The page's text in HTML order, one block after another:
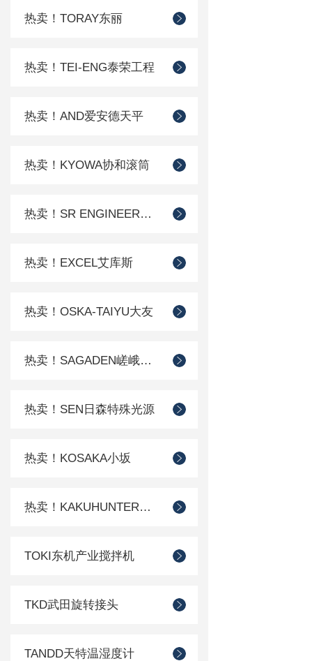
热卖！TORAY东丽
热卖！TEI-ENG泰荣工程
热卖！AND爱安德天平
热卖！KYOWA协和滚筒
热卖！SR ENGINEER工程
热卖！EXCEL艾库斯
热卖！OSKA-TAIYU大友
热卖！SAGADEN嵯峨电机
热卖！SEN日森特殊光源
热卖！KOSAKA小坂
热卖！KAKUHUNTER写真化学
TOKI东机产业搅拌机
TKD武田旋转接头
TANDD天特温湿度计